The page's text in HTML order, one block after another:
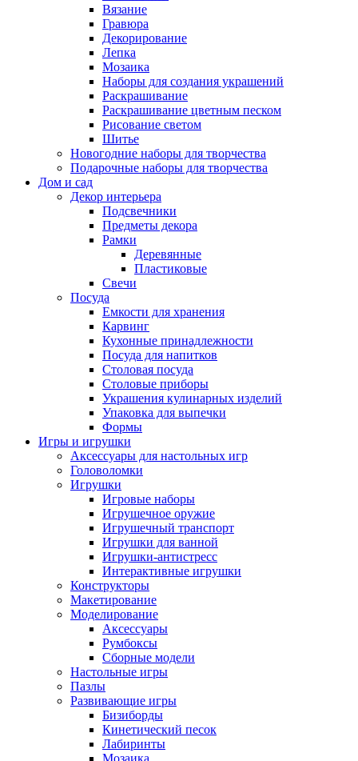
Вязание
Гравюра
Декорирование
Лепка
Мозаика
Наборы для создания украшений
Раскрашивание
Раскрашивание цветным песком
Рисование светом
Шитье
Новогодние наборы для творчества
Подарочные наборы для творчества
Дом и сад
Декор интерьера
Подсвечники
Предметы декора
Рамки
Деревянные
Пластиковые
Свечи
Посуда
Емкости для хранения
Карвинг
Кухонные принадлежности
Посуда для напитков
Столовая посуда
Столовые приборы
Украшения кулинарных изделий
Упаковка для выпечки
Формы
Игры и игрушки
Аксессуары для настольных игр
Головоломки
Игрушки
Игровые наборы
Игрушечное оружие
Игрушечный транспорт
Игрушки для ванной
Игрушки-антистресс
Интерактивные игрушки
Конструкторы
Макетирование
Моделирование
Аксессуары
Румбоксы
Сборные модели
Настольные игры
Пазлы
Развивающие игры
Бизиборды
Кинетический песок
Лабиринты
Мозаика